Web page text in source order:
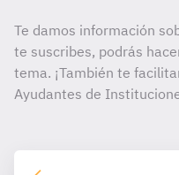
Te damos información
te suscribes, podrás
tema. ¡También te
Ayudantes de